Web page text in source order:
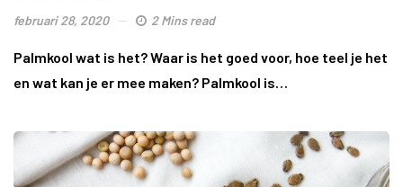
februari 28, 2020 2 Mins read
Palmkool wat is het? Waar is het goed voor, hoe teel je het
en wat kan je er mee maken? Palmkool is…